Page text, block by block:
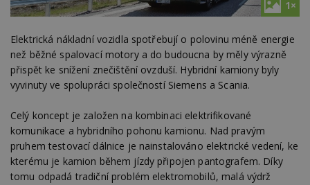
1×
Elektrická nákladní vozidla spotřebují o polovinu méně energie
než běžné spalovací motory a do budoucna by měly výrazně
přispět ke snížení znečištění ovzduší. Hybridní kamiony byly
vyvinuty ve spolupráci společností Siemens a Scania.
Celý koncept je založen na kombinaci elektrifikované
komunikace a hybridního pohonu kamionu. Nad pravým
pruhem testovací dálnice je nainstalováno elektrické vedení, ke
kterému je kamion během jízdy připojen pantografem. Díky
tomu odpadá tradiční problém elektromobilů, malá výdrž